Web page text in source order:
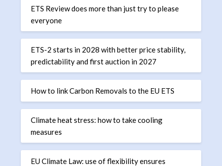
ETS Review does more than just try to please
everyone
ETS-2 starts in 2028 with better price stability,
predictability and first auction in 2027
How to link Carbon Removals to the EU ETS
Climate heat stress: how to take cooling
measures
EU Climate Law: use of flexibility ensures